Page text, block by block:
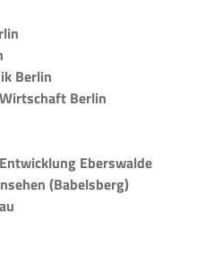
Berlin
Berlin
Eberswalde
(Babelsberg)